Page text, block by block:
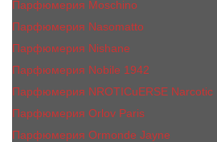
Парфюмерия Moschino
Парфюмерия Nasomatto
Парфюмерия Nishane
Парфюмерия Nobile 1942
Парфюмерия NROTICuERSE Narcotic
Парфюмерия Orlov Paris
Парфюмерия Ormonde Jayne